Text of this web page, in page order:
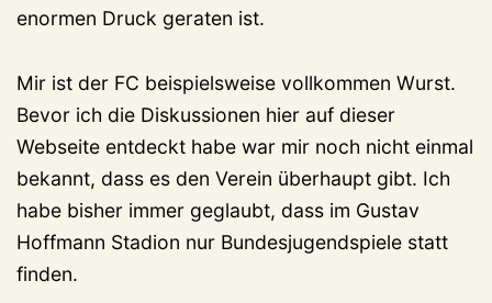
enormen Druck geraten ist.
Mir ist der FC beispielsweise vollkommen Wurst.
Bevor ich die Diskussionen hier auf dieser
Webseite entdeckt habe war mir noch nicht einmal
bekannt, dass es den Verein überhaupt gibt. Ich
habe bisher immer geglaubt, dass im Gustav
Hoffmann Stadion nur Bundesjugendspiele statt
finden.